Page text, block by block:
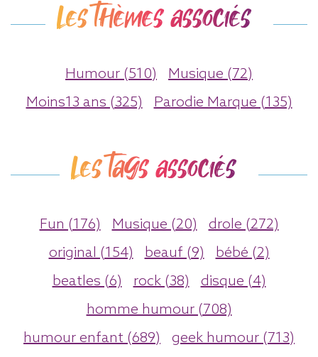
Les thèmes associés
Humour (510)
Musique (72)
Moins13 ans (325)
Parodie Marque (135)
Les tags associés
Fun (176) Musique (20)
drole (272)
original (154)
beauf (9)
bébé (2)
beatles (6)
rock (38)
disque (4)
homme humour (708)
humour enfant (689)
geek humour (713)